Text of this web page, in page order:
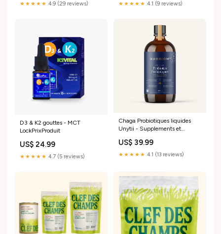
★★★★★ 4.9 (29 reviews) ★★★★★ 4.1 (9 reviews)
D3 & K2 gouttes - MCT
LockPrixProduit
US$ 24.99
★★★★★ 4.7 (5 reviews)
Chaga Probiotiques liquides
Unytii - Supplements et
US$ 39.99
★★★★★ 4.1 (13 reviews)